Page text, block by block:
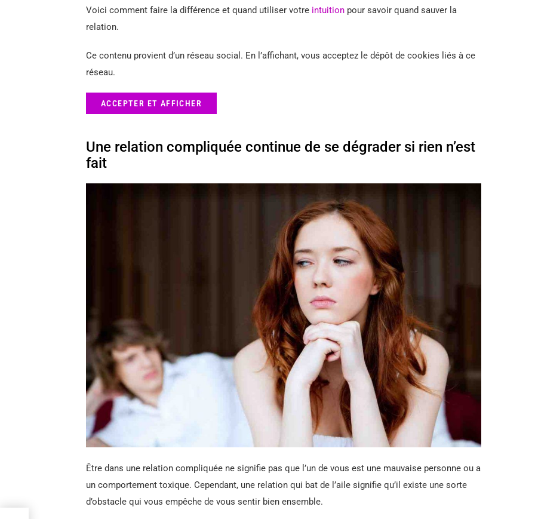
Voici comment faire la différence et quand utiliser votre intuition pour savoir quand sauver la
relation.
Ce contenu provient d’un réseau social. En l’affichant, vous acceptez le dépôt de cookies liés à ce
réseau.
ACCEPTER ET AFFICHER
Une relation compliquée continue de se dégrader si rien n’est
fait
Être dans une relation compliquée ne signifie pas que l’un de vous est une mauvaise personne ou a
un comportement toxique. Cependant, une relation qui bat de l’aile signifie qu’il existe une sorte
d’obstacle qui vous empêche de vous sentir bien ensemble.